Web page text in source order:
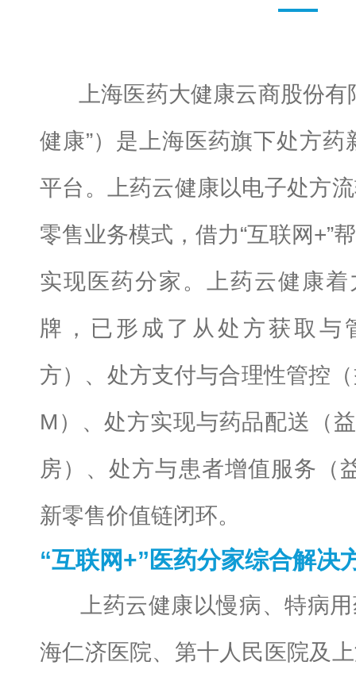
上海医药大健康云商股份有
健康”）是上海医药旗下处方药
平台。上药云健康以电子处方
零售业务模式，借力“互联网+”
实现医药分家。上药云健康着
牌，已形成了从处方获取与
方）、处方支付与合理性管控
M）、处方实现与药品配送（
房）、处方与患者增值服务（
新零售价值链闭环。
“互联网+”医药分家综合解决
上药云健康以慢病、特病用
海仁济医院、第十人民医院及